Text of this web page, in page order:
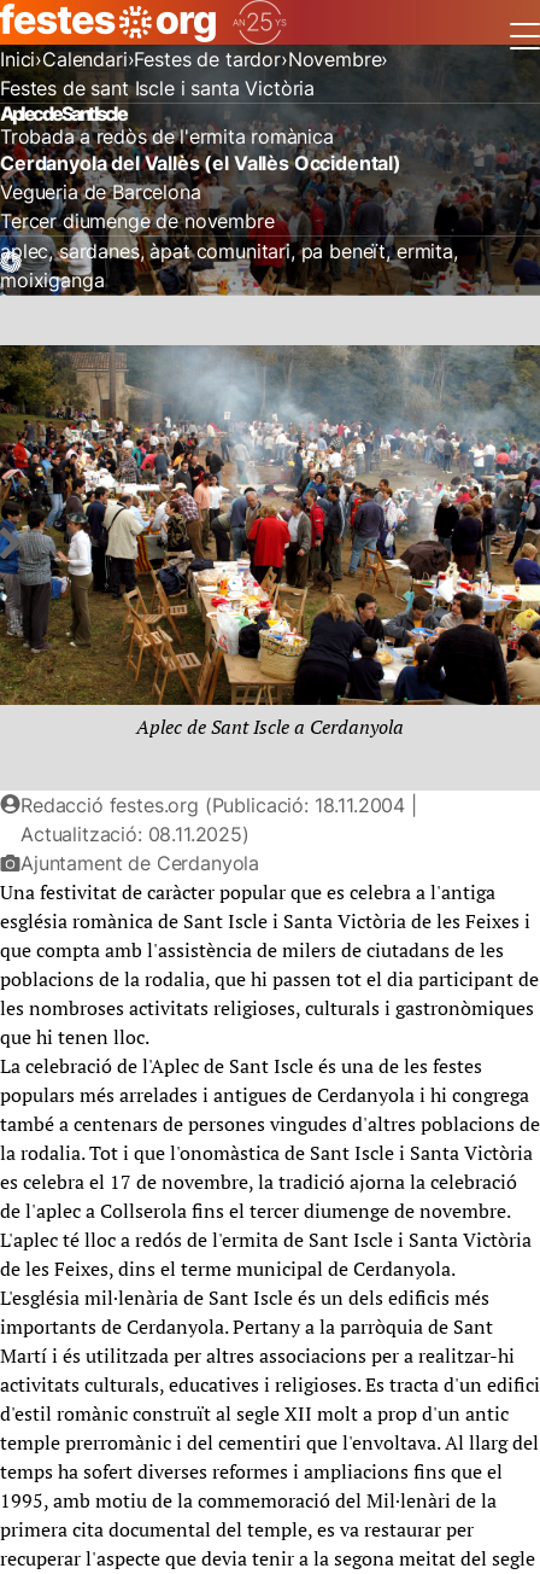
Inici Calendari Festes de tardor Novembre
Festes de sant Iscle i santa Victòria
Aplec de Sant Iscle
Trobada a redòs de l'ermita romànica
Cerdanyola del Vallès (el Vallès Occidental)
Vegueria de Barcelona
Tercer diumenge de novembre
aplec sardanes àpat comunitari pa beneït ermita
moixiganga
Aplec de Sant Iscle a Cerdanyola
Redacció festes.org (Publicació: 18.11.2004 |
Actualització: 08.11.2025)
Ajuntament de Cerdanyola
Una festivitat de caràcter popular que es celebra a l'antiga
església romànica de Sant Iscle i Santa Victòria de les Feixes i
que compta amb l'assistència de milers de ciutadans de les
poblacions de la rodalia, que hi passen tot el dia participant de
les nombroses activitats religioses, culturals i gastronòmiques
que hi tenen lloc.
La celebració de l'Aplec de Sant Iscle és una de les festes
populars més arrelades i antigues de Cerdanyola i hi congrega
també a centenars de persones vingudes d'altres poblacions de
la rodalia. Tot i que l'onomàstica de Sant Iscle i Santa Victòria
es celebra el 17 de novembre, la tradició ajorna la celebració
de l'aplec a Collserola fins el tercer diumenge de novembre.
L'aplec té lloc a redós de l'ermita de Sant Iscle i Santa Victòria
de les Feixes, dins el terme municipal de Cerdanyola.
L'església mil·lenària de Sant Iscle és un dels edificis més
importants de Cerdanyola. Pertany a la parròquia de Sant
Martí i és utilitzada per altres associacions per a realitzar-hi
activitats culturals, educatives i religioses. Es tracta d'un edifici
d'estil romànic construït al segle XII molt a prop d'un antic
temple prerromànic i del cementiri que l'envoltava. Al llarg del
temps ha sofert diverses reformes i ampliacions fins que el
1995, amb motiu de la commemoració del Mil·lenàri de la
primera cita documental del temple, es va restaurar per
recuperar l'aspecte que devia tenir a la segona meitat del segle